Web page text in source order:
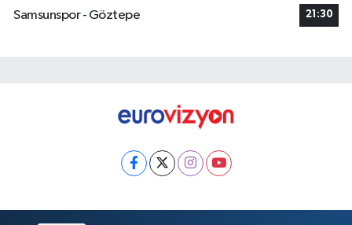
Samsunspor - Göztepe
21:30